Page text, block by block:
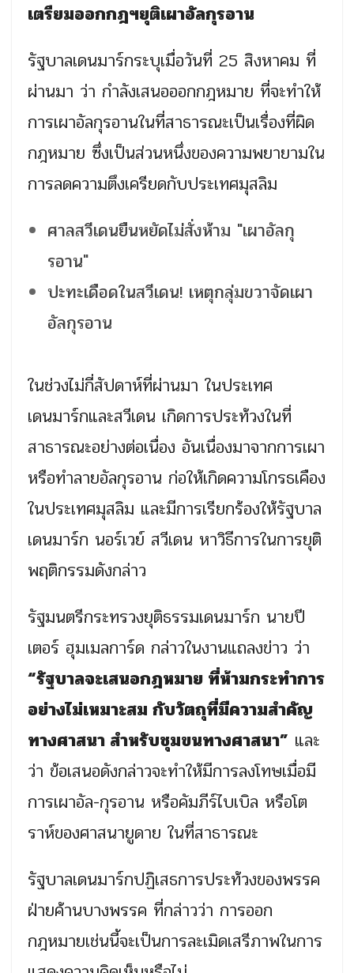
เตรียมออกกฎฯยุติเผาอัลกุรอาน
รัฐบาลเดนมาร์กระบุเมื่อวันที่ 25 สิงหาคม ที่
ผ่านมา ว่า กำลังเสนอออกกฎหมาย ที่จะทำให้
การเผาอัลกุรอานในที่สาธารณะเป็นเรื่องที่ผิด
กฎหมาย ซึ่งเป็นส่วนหนึ่งของความพยายามใน
การลดความตึงเครียดกับประเทศมุสลิม
ศาลสวีเดนยืนหยัดไม่สั่งห้าม "เผาอัลกุ
รอาน"
ปะทะเดือดในสวีเดน! เหตุกลุ่มขวาจัดเผา
อัลกุรอาน
ในช่วงไม่กี่สัปดาห์ที่ผ่านมา ในประเทศ
เดนมาร์กและสวีเดน เกิดการประท้วงในที่
สาธารณะอย่างต่อเนื่อง อันเนื่องมาจากการเผา
หรือทำลายอัลกุรอาน ก่อให้เกิดความโกรธเคือง
ในประเทศมุสลิม และมีการเรียกร้องให้รัฐบาล
เดนมาร์ก นอร์เวย์ สวีเดน หาวิธีการในการยุติ
พฤติกรรมดังกล่าว
รัฐมนตรีกระทรวงยุติธรรมเดนมาร์ก นายปี
เตอร์ ฮุมเมลการ์ด กล่าวในงานแถลงข่าว ว่า
“รัฐบาลจะเสนอกฎหมาย ที่ห้ามกระทำการ
อย่างไม่เหมาะสม กับวัตถุที่มีความสำคัญ
ทางศาสนา สำหรับชุมขนทางศาสนา” และ
ว่า ข้อเสนอดังกล่าวจะทำให้มีการลงโทษเมื่อมี
การเผาอัล-กุรอาน หรือคัมภีร์ไบเบิล หรือโต
ราห์ของศาสนายูดาย ในที่สาธารณะ
รัฐบาลเดนมาร์กปฏิเสธการประท้วงของพรรค
ฝ่ายค้านบางพรรค ที่กล่าวว่า การออก
กฎหมายเช่นนี้จะเป็นการละเมิดเสรีภาพในการ